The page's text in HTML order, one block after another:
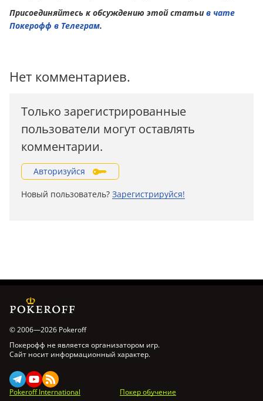
Присоединяйтесь к обсуждению этой статьив чате
Покерофф в Телеграм.
Нет комментариев.
Только зарегистрированные
пользователи могут оставлять
комментарии.
Авторизуйся
Новый пользователь? Зарегистрируйся!
© 2006—2026 Pokeroff
Покерофф не является организатором игр.
Сайт носит информационный характер.
Pokeroff International Покер обучение